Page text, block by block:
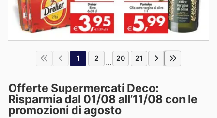
1 2 ... 20 21
Offerte Supermercati Deco:
Risparmia dal 01/08 all’11/08 con le
promozioni di agosto